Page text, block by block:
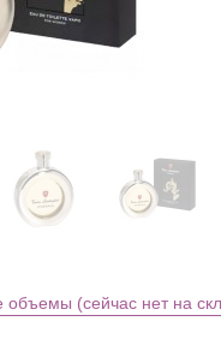
объемы (сейчас нет на